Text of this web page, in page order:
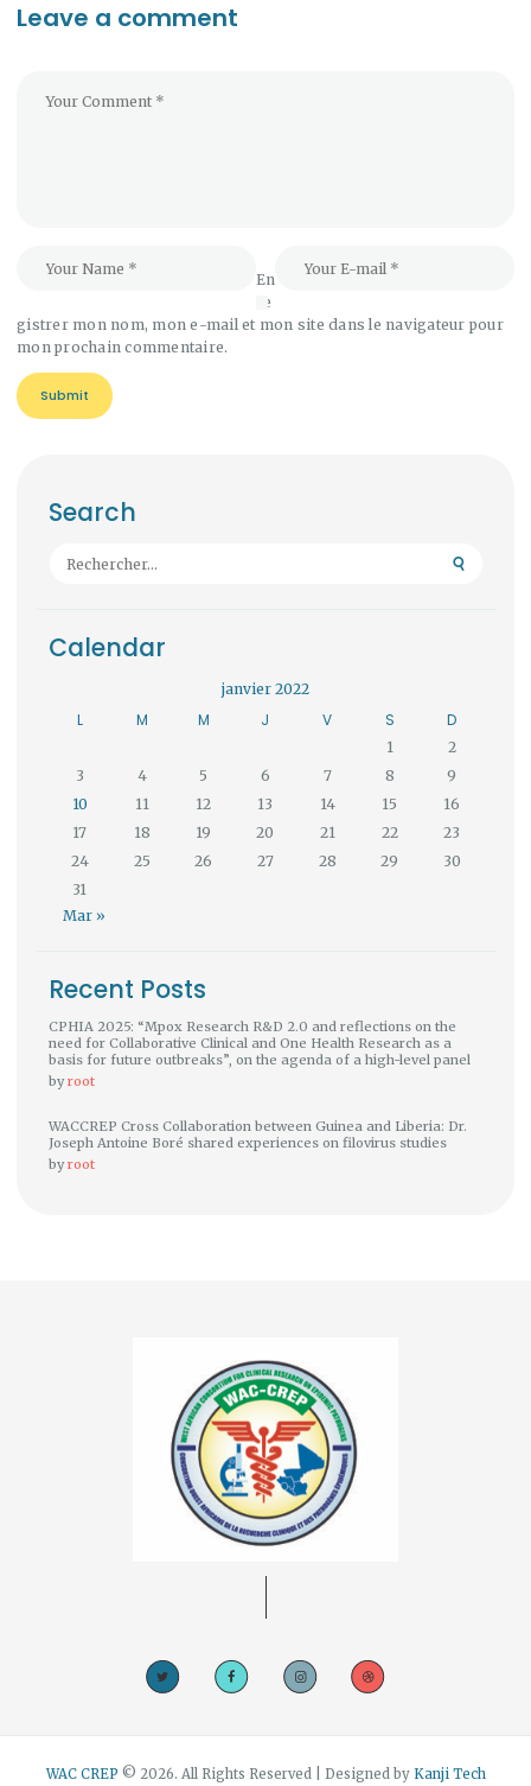
Leave a comment
En
re
gistrer mon nom, mon e-mail et mon site dans le navigateur pour
mon prochain commentaire.
Search
Rechercher :
Calendar
janvier 2022
L M M J V S D
1
2
3
4 5 6 7 8
9
10
11 12 13 14 15
16
17
18 19 20 21 22
23
24
25 26 27 28 29
30
31
Mar »
Recent Posts
CPHIA 2025: “Mpox Research R&D 2.0 and reflections on the
need for Collaborative Clinical and One Health Research as a
basis for future outbreaks”, on the agenda of a high-level panel
byroot
WACCREP Cross Collaboration between Guinea and Liberia: Dr.
Joseph Antoine Boré shared experiences on filovirus studies
byroot
WAC CREP © 2026. All Rights Reserved | Designed by Kanji Tech